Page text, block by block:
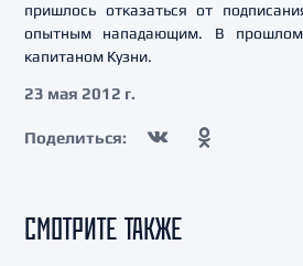
пришлось отказаться от
опытным нападающим. В
капитаном Кузни.
23 мая 2012 г.
Поделиться:
СМОТРИТЕ ТАКЖЕ